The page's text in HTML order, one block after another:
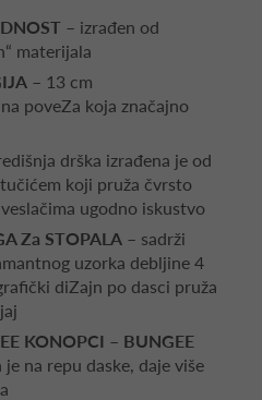
– izrađen od
materijala
– 13 cm
poveZa koja značajno
drška izrađena je od
koji pruža čvrsto
ugodno iskustvo
Za STOPALA – sadrži
uzorka debljine 4
diZajn po dasci pruža
KONOPCI – BUNGEE
na repu daske, daje više